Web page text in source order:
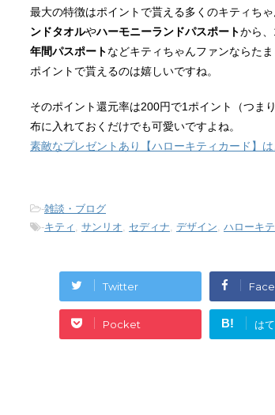
最大の特徴はポイントで貰える多くのキティち
ンドタオルやハーモニーランドパスポートから
年間パスポートなどキティちゃんファンならた
ポイントで貰えるのは嬉しいですね。
そのポイント還元率は200円で1ポイント（つま
布に入れておくだけでも可愛いですよね。
素敵なプレゼントあり【ハローキティカード】は
-雑談・ブログ
-キティ , サンリオ, セディナ, デザイン, ハローキ
Twitter
Pocket B! は